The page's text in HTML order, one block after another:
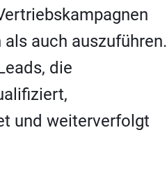
auch auszuführen.
die
und weiterverfolgt